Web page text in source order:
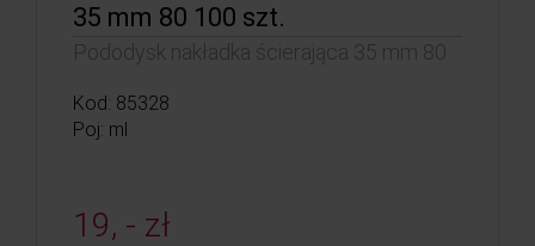
35 mm 80 100 szt.
Pododysk nakładka ścierająca 35 mm 80
Kod: 85328
Poj: ml
19, - zł